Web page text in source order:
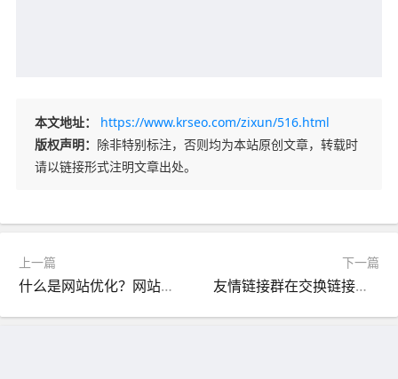
本文地址：
https://www.krseo.com/zixun/516.html
版权声明： 除非特别标注，否则均为本站原创文章，转载时
请以链接形式注明文章出处。
上一篇
什么是网站优化？网站优化主要做哪些工作？
下一篇
友情链接群在交换链接时要注意什么？